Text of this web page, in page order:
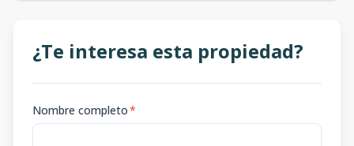
¿Te interesa esta propiedad?
Nombre completo*